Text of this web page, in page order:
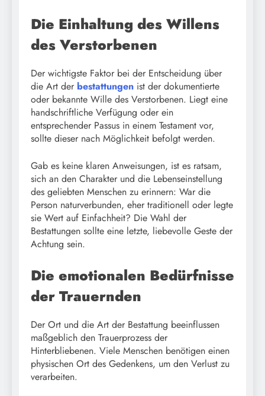
Die Einhaltung des Willens
des Verstorbenen
Der wichtigste Faktor bei der Entscheidung über
die Art der bestattungen ist der dokumentierte
oder bekannte Wille des Verstorbenen. Liegt eine
handschriftliche Verfügung oder ein
entsprechender Passus in einem Testament vor,
sollte dieser nach Möglichkeit befolgt werden.
Gab es keine klaren Anweisungen, ist es ratsam,
sich an den Charakter und die Lebenseinstellung
des geliebten Menschen zu erinnern: War die
Person naturverbunden, eher traditionell oder legte
sie Wert auf Einfachheit? Die Wahl der
Bestattungen sollte eine letzte, liebevolle Geste der
Achtung sein.
Die emotionalen Bedürfnisse
der Trauernden
Der Ort und die Art der Bestattung beeinflussen
maßgeblich den Trauerprozess der
Hinterbliebenen. Viele Menschen benötigen einen
physischen Ort des Gedenkens, um den Verlust zu
verarbeiten.